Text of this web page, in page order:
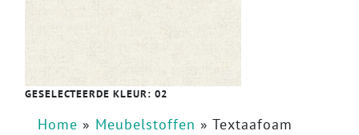
GESELECTEERDE KLEUR: 02
Home » Meubelstoffen » Textaafoam